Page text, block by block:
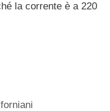
la corrente è a 220